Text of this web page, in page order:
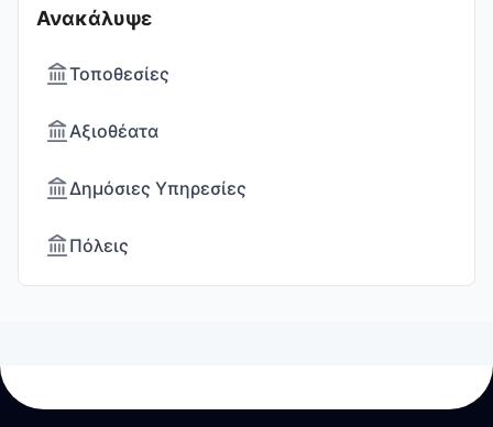
Ανακάλυψε
Τοποθεσίες
Αξιοθέατα
Δημόσιες Υπηρεσίες
Πόλεις